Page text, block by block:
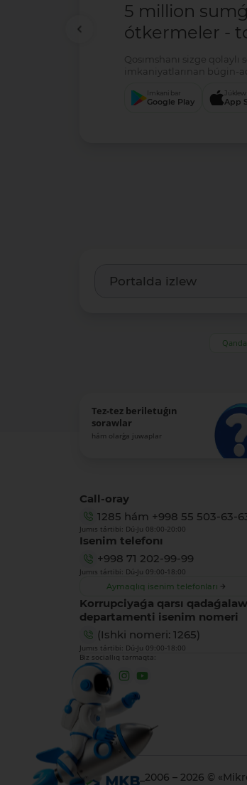
5 million
ótkermeler -
Qosımshanı sizge qolaylı
imkaniyatlarınan búgin-
Imkani bar
Google Play
Júklew
App
Tez-tez beriletuǵın
sorawlar
hám olarǵa juwaplar
Call-oray
1285 hám +998 55 503-63-
Jumıs tártibi: Dú-Ju 08:00-20:00
Isenim telefonı
+998 71 202-99-99
Jumıs tártibi: Dú-Ju 09:00-18:00
Aymaqlıq isenim telefonları
Korrupciyaǵa qarsı qadaǵalaw
departamenti isenim nomeri
(Ishki nomeri: 1265)
Jumıs tártibi: Dú-Ju 09:00-18:00
Biz sociallıq tarmaqta:
_2006 – 2026 ©